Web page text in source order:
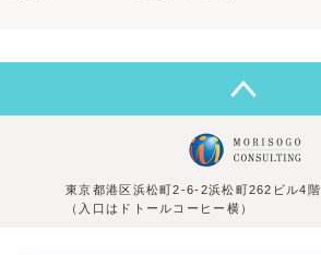
東京都港区浜松町2-6-2浜松町262ビル4階
（入口はドトールコーヒー横）